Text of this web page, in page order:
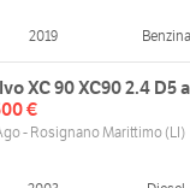
2019 Benzina
XC 90 XC90 2.4 D5
€
- Rosignano Marittimo (LI)